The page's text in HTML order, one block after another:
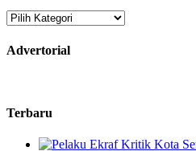
Kategori
Advertorial
Terbaru